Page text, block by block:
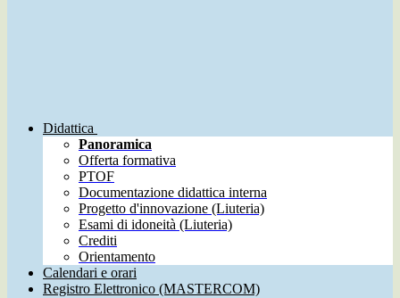
Didattica
Panoramica
Offerta formativa
PTOF
Documentazione didattica interna
Progetto d'innovazione (Liuteria)
Esami di idoneità (Liuteria)
Crediti
Orientamento
Calendari e orari
Registro Elettronico (MASTERCOM)